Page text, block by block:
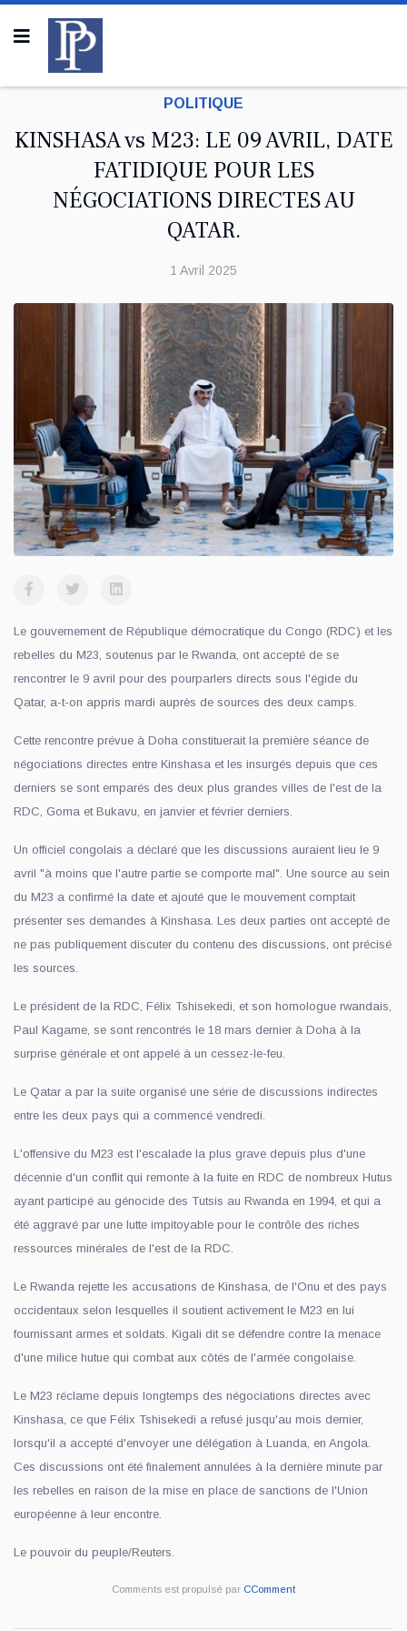
POLITIQUE
KINSHASA vs M23: LE 09 AVRIL, DATE
FATIDIQUE POUR LES
NÉGOCIATIONS DIRECTES AU
QATAR.
1 Avril 2025
Le gouvernement de République démocratique du Congo (RDC) et les
rebelles du M23, soutenus par le Rwanda, ont accepté de se
rencontrer le 9 avril pour des pourparlers directs sous l'égide du
Qatar, a-t-on appris mardi auprès de sources des deux camps.
Cette rencontre prévue à Doha constituerait la première séance de
négociations directes entre Kinshasa et les insurgés depuis que ces
derniers se sont emparés des deux plus grandes villes de l'est de la
RDC, Goma et Bukavu, en janvier et février derniers.
Un officiel congolais a déclaré que les discussions auraient lieu le 9
avril "à moins que l'autre partie se comporte mal". Une source au sein
du M23 a confirmé la date et ajouté que le mouvement comptait
présenter ses demandes à Kinshasa. Les deux parties ont accepté de
ne pas publiquement discuter du contenu des discussions, ont précisé
les sources.
Le président de la RDC, Félix Tshisekedi, et son homologue rwandais,
Paul Kagame, se sont rencontrés le 18 mars dernier à Doha à la
surprise générale et ont appelé à un cessez-le-feu.
Le Qatar a par la suite organisé une série de discussions indirectes
entre les deux pays qui a commencé vendredi.
L'offensive du M23 est l'escalade la plus grave depuis plus d'une
décennie d'un conflit qui remonte à la fuite en RDC de nombreux Hutus
ayant participé au génocide des Tutsis au Rwanda en 1994, et qui a
été aggravé par une lutte impitoyable pour le contrôle des riches
ressources minérales de l'est de la RDC.
Le Rwanda rejette les accusations de Kinshasa, de l'Onu et des pays
occidentaux selon lesquelles il soutient activement le M23 en lui
fournissant armes et soldats. Kigali dit se défendre contre la menace
d'une milice hutue qui combat aux côtés de l'armée congolaise.
Le M23 réclame depuis longtemps des négociations directes avec
Kinshasa, ce que Félix Tshisekedi a refusé jusqu'au mois dernier,
lorsqu'il a accepté d'envoyer une délégation à Luanda, en Angola.
Ces discussions ont été finalement annulées à la dernière minute par
les rebelles en raison de la mise en place de sanctions de l'Union
européenne à leur encontre.
Le pouvoir du peuple/Reuters.
Comments est propulsé par CComment